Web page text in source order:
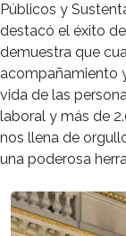
Públicos y
destacó el éxito
demuestra que
acompañamiento
vida de las
laboral y más de
nos llena de
una poderosa